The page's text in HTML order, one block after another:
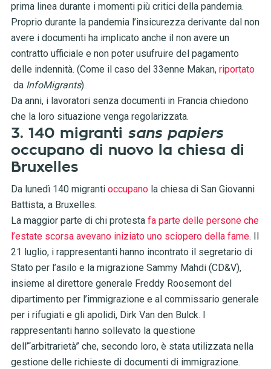
prima linea durante i momenti più critici della pandemia.
Proprio durante la pandemia l’insicurezza derivante dal non
avere i documenti ha implicato anche il non avere un
contratto ufficiale e non poter usufruire del pagamento
delle indennità. (Come il caso del 33enne Makan, riportato
da InfoMigrants).
Da anni, i lavoratori senza documenti in Francia chiedono
che la loro situazione venga regolarizzata.
3. 140 migranti sans papiers
occupano di nuovo la chiesa di
Bruxelles
Da lunedì 140 migranti occupano la chiesa di San Giovanni
Battista, a Bruxelles.
La maggior parte di chi protesta fa parte delle persone che
l’estate scorsa avevano iniziato uno sciopero della fame. Il
21 luglio, i rappresentanti hanno incontrato il segretario di
Stato per l’asilo e la migrazione Sammy Mahdi (CD&V),
insieme al direttore generale Freddy Roosemont del
dipartimento per l’immigrazione e al commissario generale
per i rifugiati e gli apolidi, Dirk Van den Bulck. I
rappresentanti hanno sollevato la questione
dell’“arbitrarietà” che, secondo loro, è stata utilizzata nella
gestione delle richieste di documenti di immigrazione.